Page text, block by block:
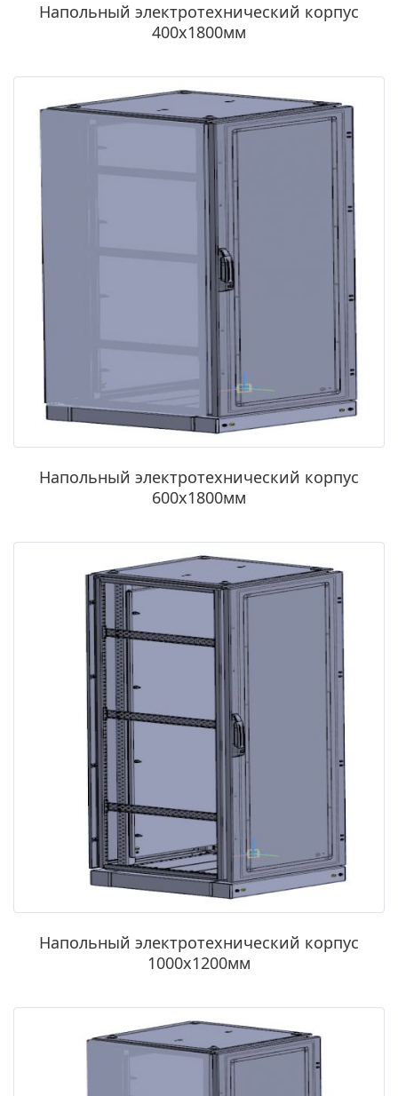
Напольный электротехнический корпус
400х1800мм
Напольный электротехнический корпус
600х1800мм
Напольный электротехнический корпус
1000x1200мм